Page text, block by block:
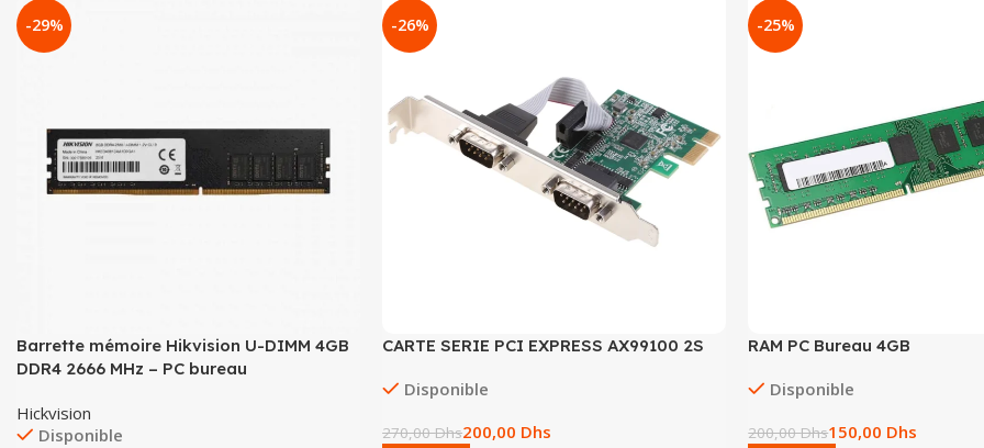
-29%
Barrette mémoire Hikvision U-DIMM 4GB
DDR4 2666 MHz – PC bureau
Hickvision
Disponible
-26%
CARTE SERIE PCI EXPRESS AX99100 2S
Disponible
270,00Dhs200,00 Dhs
-25%
RAM PC Bureau 4GB
Disponible
200,00Dhs150,00 Dhs